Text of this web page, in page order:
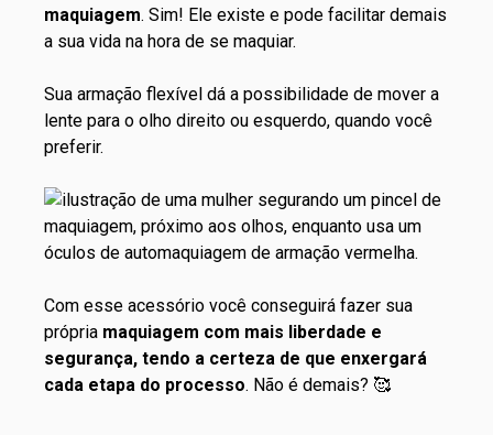
maquiagem. Sim! Ele existe e pode facilitar demais
a sua vida na hora de se maquiar.
Sua armação flexível dá a possibilidade de mover a
lente para o olho direito ou esquerdo, quando você
preferir.
Com esse acessório você conseguirá fazer sua
própria maquiagem com mais liberdade e
segurança, tendo a certeza de que enxergará
cada etapa do processo. Não é demais? 🥰